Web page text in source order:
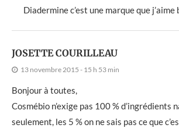
Diadermine c’est une marque que
JOSETTE COURILLEAU
13 novembre 2015 - 15 h 53 min
Bonjour à toutes,
Cosmébio n’exige pas 100 % d’ingrédients
seulement, les 5 % on ne sais pas ce que